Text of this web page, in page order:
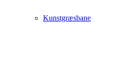
Kunstgræsbane